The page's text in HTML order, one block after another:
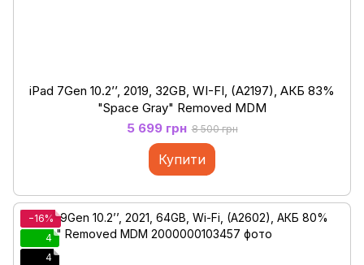
iPad 7Gen 10.2’’, 2019, 32GB, WI-FI, (A2197), АКБ 83%
"Space Gray" Removed MDM
5 699 грн 8 500 грн
Купити
−16%
4
4